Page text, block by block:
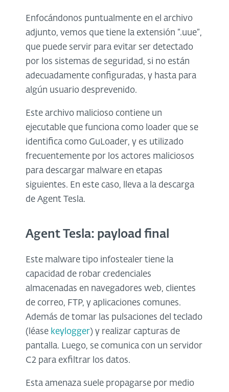
Enfocándonos puntualmente en el archivo
adjunto, vemos que tiene la extensión “.uue”,
que puede servir para evitar ser detectado
por los sistemas de seguridad, si no están
adecuadamente configuradas, y hasta para
algún usuario desprevenido.
Este archivo malicioso contiene un
ejecutable que funciona como loader que se
identifica como GuLoader, y es utilizado
frecuentemente por los actores maliciosos
para descargar malware en etapas
siguientes. En este caso,
lleva a la descarga
de Agent Tesla.
Agent Tesla: payload final
Este malware tipo infostealer tiene la
capacidad de robar credenciales
almacenadas en navegadores web, clientes
de correo, FTP, y aplicaciones comunes.
Además de tomar las pulsaciones del teclado
(léase keylogger) y realizar capturas de
pantalla. Luego, se comunica con un servidor
C2 para exfiltrar los datos.
Esta amenaza suele propagarse por medio